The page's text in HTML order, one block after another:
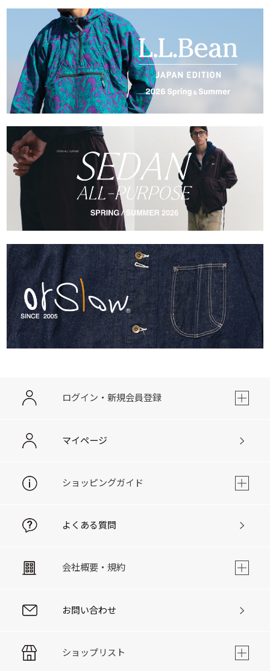
ログイン・新規会員登録
マイページ
ショッピングガイド
よくある質問
会社概要・規約
お問い合わせ
ショップリスト